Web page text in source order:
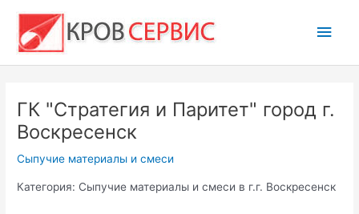
содержимому
ГК "Стратегия и Паритет" город г.
Воскресенск
Сыпучие материалы и смеси
Категория: Сыпучие материалы и смеси в г.г. Воскресенск